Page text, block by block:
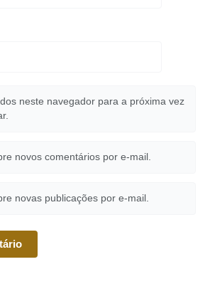
neste navegador para a próxima vez
novos comentários por e-mail.
novas publicações por e-mail.